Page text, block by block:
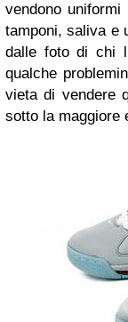
vendono
tamponi, saliva e
dalle foto di chi
qualche
vieta di vendere
sotto la maggiore